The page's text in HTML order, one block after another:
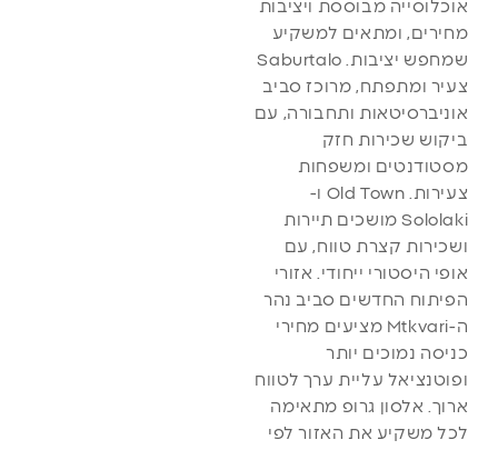
אוכלוסייה מבוססת ויציבות
מחירים, ומתאים למשקיע
שמחפש יציבות. Saburtalo
צעיר ומתפתח, מרוכז סביב
אוניברסיטאות ותחבורה, עם
ביקוש שכירות חזק
מסטודנטים ומשפחות
צעירות. Old Town ו-
Sololaki מושכים תיירות
ושכירות קצרת טווח, עם
אופי היסטורי ייחודי. אזורי
הפיתוח החדשים סביב נהר
ה-Mtkvari מציעים מחירי
כניסה נמוכים יותר
ופוטנציאל עליית ערך לטווח
ארוך. אלסון גרופ מתאימה
לכל משקיע את האזור לפי